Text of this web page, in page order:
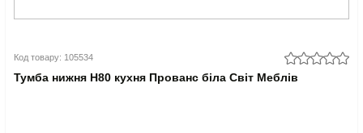
Код товару: 105534
Тумба нижня Н80 кухня Прованс біла Світ Меблів